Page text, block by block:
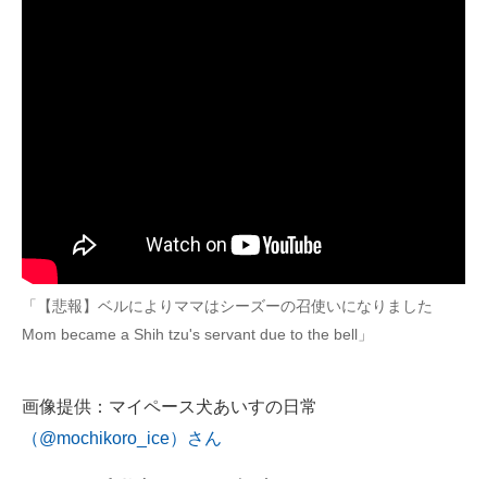
「【悲報】ベルによりママはシーズーの召使いになりました
Mom became a Shih tzu's servant due to the bell」
画像提供：マイペース犬あいすの日常
（@mochikoro_ice）さん